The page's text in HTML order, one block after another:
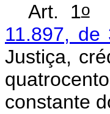
Art. 1o
11.897,
Justiça,
constante